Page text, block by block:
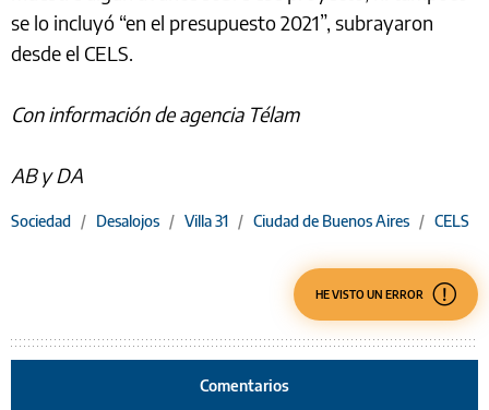
se lo incluyó “en el presupuesto 2021”, subrayaron
desde el CELS.
Con información de agencia Télam
AB y DA
Sociedad / Desalojos / Villa 31 / Ciudad de Buenos Aires / CELS
HE VISTO UN ERROR
Comentarios